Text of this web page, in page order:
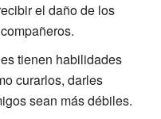
el daño de los
tienen habilidades
curarlos, darles
sean más débiles.